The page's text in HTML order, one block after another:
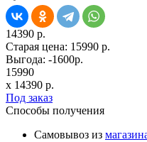
14390 р.
Старая цена: 15990 р.
Выгода: -1600р.
15990
x 14390 р.
Под заказ
Способы получения
Самовывоз из